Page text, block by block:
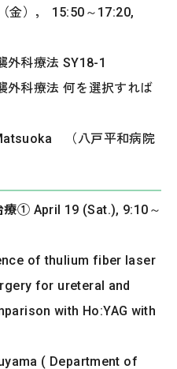
）， 15:50～17:20,
外科療法 SY18-1
外科療法 何を選択すれば
（八戸平和病院
療① April 19 (Sat.), 9:10～
of thulium fiber laser
for ureteral and
with Ho:YAG with
( Department of